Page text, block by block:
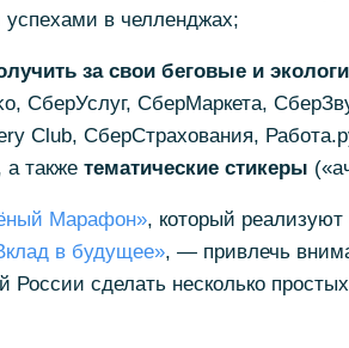
в челленджах;
за свои беговые и
СберУслуг, СберМаркета,
Club, СберСтрахования,
также тематические стикеры
Марафон», который
в будущее», —привлечь
России сделать несколько